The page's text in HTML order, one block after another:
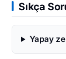
Sıkça
Yapay